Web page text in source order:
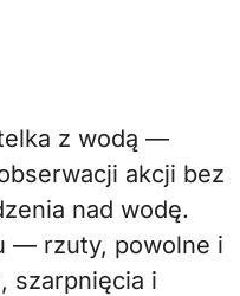
z wodą —
akcji bez
nad wodę.
— rzuty, powolne i
szarpnięcia i